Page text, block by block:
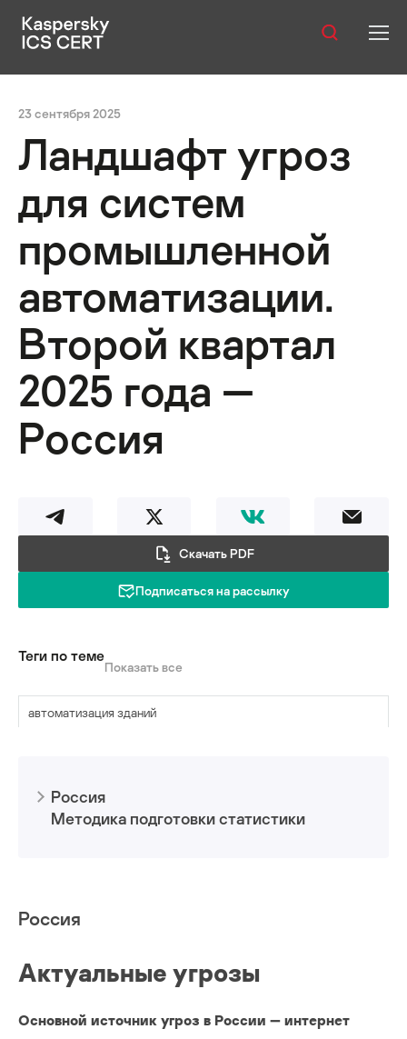
Услуги
Уязвимости
Статистика
Русский
23 сентября 2025
Ландшафт угроз
для систем
промышленной
автоматизации.
Второй квартал
2025 года —
Россия
Скачать PDF
Подписаться на рассылку
Теги по теме
Показать все
автоматизация зданий
вредоносные программы
программы-шпионы
Россия
Методика подготовки статистики
Россия
Актуальные угрозы
Основной источник угроз в России — интернет